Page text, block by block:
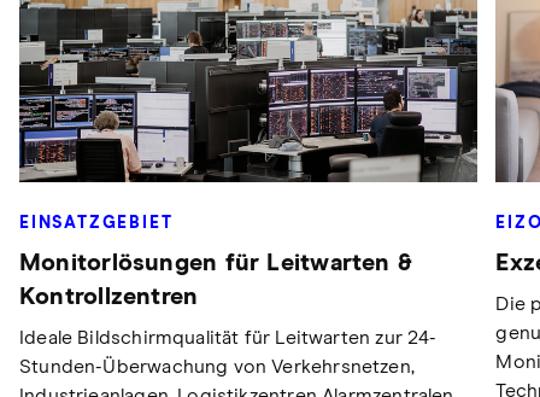
EINSATZGEBIET
Monitorlösungen für Leitwarten &
Kontrollzentren
Ideale Bildschirmqualität für Leitwarten zur 24-
Stunden-Überwachung von Verkehrsnetzen,
Die